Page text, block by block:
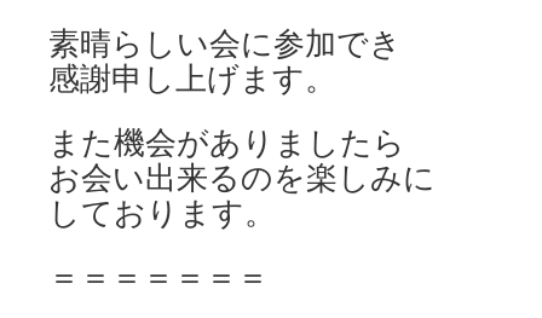
素晴らしい会に参加でき
感謝申し上げます。
また機会がありましたら
お会い出来るのを楽しみに
しております。
＝＝＝＝＝＝＝